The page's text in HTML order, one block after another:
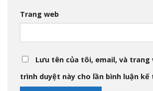
Trang web
Lưu tên của tôi, email, và trang
trình duyệt này cho lần bình luận kế